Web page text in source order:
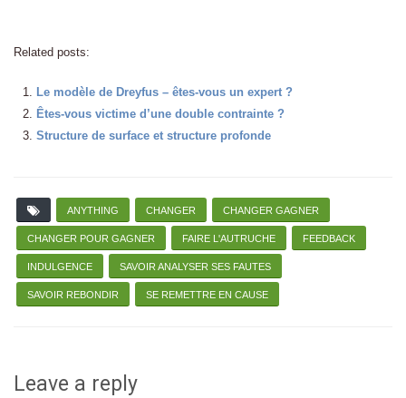
Related posts:
Le modèle de Dreyfus – êtes-vous un expert ?
Êtes-vous victime d’une double contrainte ?
Structure de surface et structure profonde
ANYTHING CHANGER CHANGER GAGNER
CHANGER POUR GAGNER FAIRE L'AUTRUCHE FEEDBACK
INDULGENCE SAVOIR ANALYSER SES FAUTES
SAVOIR REBONDIR SE REMETTRE EN CAUSE
Leave a reply